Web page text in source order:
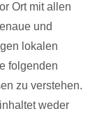
Ort mit allen
und
lokalen
folgenden
zu verstehen.
weder